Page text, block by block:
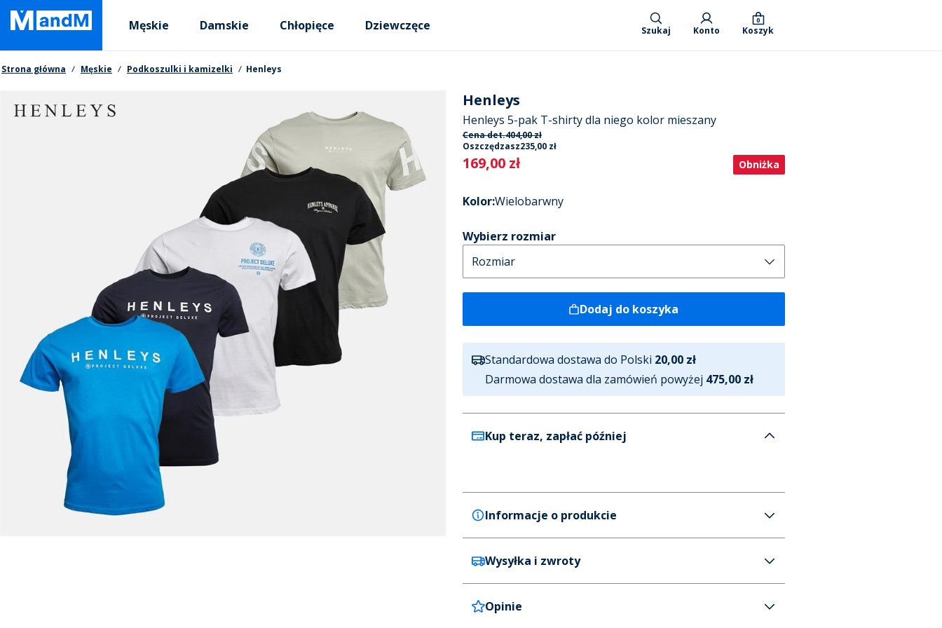
Skip
main
content
Primary departments
Męskie Damskie Chłopięce Dziewczęce Szukaj Konto Koszyk
0
Nawigacja okruszkowa
Strona główna Męskie Podkoszulki i kamizelki Henleys
Henleys
Henleys 5-pak T-shirty dla niego kolor mieszany
Cena det.404,00 zł
Oszczędzasz235,00 zł
Current
169,00 zł Obniżka
Kolor:Wielobarwny
Wybierz rozmiar
Dodaj do koszyka
Standardowa dostawa do Polski 20,00 zł
Darmowa dostawa dla zamówień powyżej 475,00 zł
Kup teraz, zapłać później
Informacje o produkcie
Henleys
Henleys 5-pak T-shirty dla niego kolor mieszany
Kolor
Wielobarwny
Wysyłka i zwroty
Wysyłka standardowa
20 zł (Bezpłatna od 475 zł)
Opinie